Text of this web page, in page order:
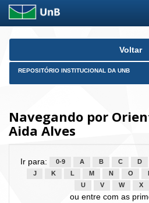
Skip
Voltar
REPOSITÓRIO INSTITUCIONAL DA UNB
Navegando por
Aida Alves
Ir para: 0-9 A B C D
J
K L M N O
U
V W X
ou entre com as